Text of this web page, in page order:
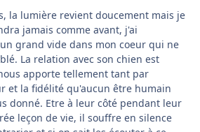
la lumière revient doucement mais je
jamais comme avant, j'ai
grand vide dans mon coeur qui ne
La relation avec son chien est
apporte tellement tant par
et la fidélité qu'aucun être humain
donné. Etre à leur côté pendant leur
leçon de vie, il souffre en silence